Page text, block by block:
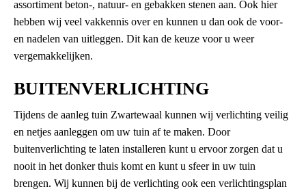
assortiment beton-, natuur- en gebakken stenen aan. Ook hier
hebben wij veel vakkennis over en kunnen u dan ook de voor-
en nadelen van uitleggen. Dit kan de keuze voor u weer
vergemakkelijken.
BUITENVERLICHTING
Tijdens de aanleg tuin Zwartewaal kunnen wij verlichting veilig
en netjes aanleggen om uw tuin af te maken. Door
buitenverlichting te laten installeren kunt u ervoor zorgen dat u
nooit in het donker thuis komt en kunt u sfeer in uw tuin
brengen. Wij kunnen bij de verlichting ook een verlichtingsplan